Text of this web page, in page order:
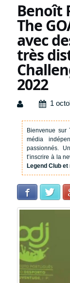
Benoît
The
avec
très
2022
1
Bienvenue sur
média
passionnés.
t’inscrire à la
Legend Club
Facebook